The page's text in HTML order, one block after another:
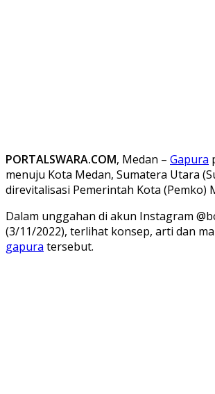
PORTALSWARA.COM, Medan – Gapura
menuju Kota Medan, Sumatera Utara
direvitalisasi Pemerintah Kota (Pemko)
Dalam unggahan di akun Instagram
(3/11/2022), terlihat konsep, arti dan
gapura tersebut.